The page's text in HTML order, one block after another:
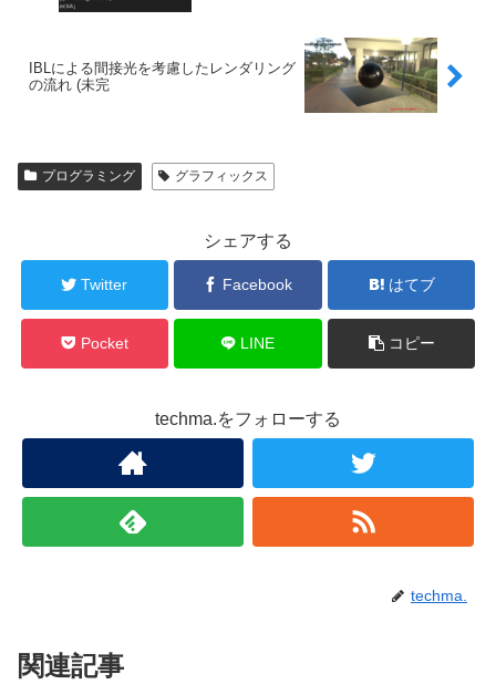
IBLによる間接光を考慮したレンダリング
の流れ (未完
プログラミング グラフィックス
シェアする
Twitter Facebook はてブ
Pocket LINE コピー
techma.をフォローする
techma.
関連記事